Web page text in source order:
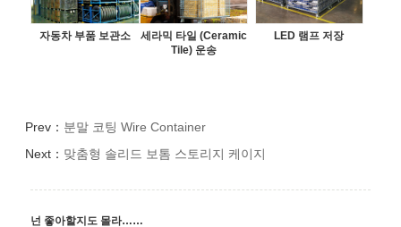
자동차 부품 보관소
세라믹 타일 (Ceramic
Tile) 운송
LED 램프 저장
Prev： 분말 코팅 Wire Container
Next： 맞춤형 솔리드 보톰 스토리지 케이지
넌 좋아할지도 몰라……